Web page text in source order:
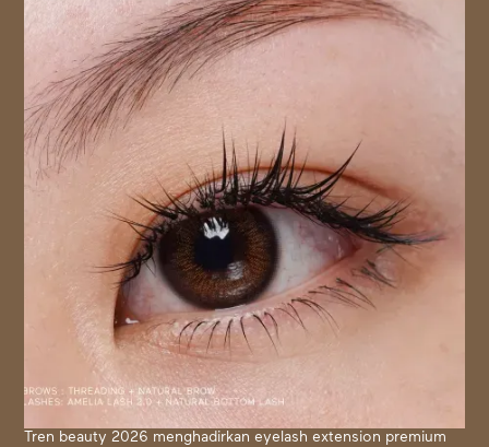
Tren beauty 2026 menghadirkan eyelash extension premium